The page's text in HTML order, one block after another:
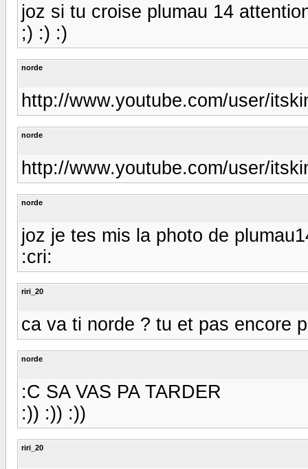
joz si tu croise plumau 14
;) :) :)
norde
http://www.youtube.com/user/
norde
http://www.youtube.com/user/
norde
joz je tes mis la photo de
:cri:
riri_20
ca va ti norde ? tu et pas encore
norde
:C SA VAS PA TARDER
:)) :)) :))
riri_20